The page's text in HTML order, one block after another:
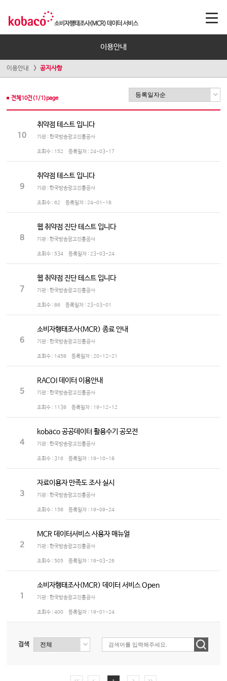
이용안내
이용안내 공지사항
전체 10건(1 /1 )page
10
취약점 테스트 입니다
기관 : 한국방송광고진흥공사
조회수 : 152 등록일자 : 24-03-17
9
취약점 테스트 입니다
기관 : 한국방송광고진흥공사
조회수 : 62 등록일자 : 24-01-18
8
웹 취약점 진단 테스트 입니다
기관 : 한국방송광고진흥공사
조회수 : 534 등록일자 : 23-03-24
7
웹 취약점 진단 테스트 입니다
기관 : 한국방송광고진흥공사
조회수 : 86 등록일자 : 23-03-01
6
소비자행태조사(MCR) 종료 안내
기관 : 한국방송광고진흥공사
조회수 : 1458 등록일자 : 20-12-21
5
RACOI 데이터 이용안내
기관 : 한국방송광고진흥공사
조회수 : 1138 등록일자 : 19-12-12
4
kobaco 공공데이터 활용수기 공모전
기관 : 한국방송광고진흥공사
조회수 : 316 등록일자 : 19-10-18
3
자료이용자 만족도 조사 실시
기관 : 한국방송광고진흥공사
조회수 : 158 등록일자 : 19-09-24
2
MCR 데이터서비스 사용자 매뉴얼
기관 : 한국방송광고진흥공사
조회수 : 505 등록일자 : 19-03-26
1
소비자행태조사(MCR) 데이터 서비스 Open
기관 : 한국방송광고진흥공사
조회수 : 400 등록일자 : 19-01-24
검색